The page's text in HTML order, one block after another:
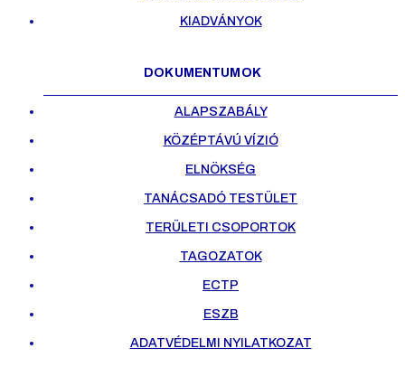
KIADVÁNYOK
DOKUMENTUMOK
ALAPSZABÁLY
KÖZÉPTÁVÚ VÍZIÓ
ELNÖKSÉG
TANÁCSADÓ TESTÜLET
TERÜLETI CSOPORTOK
TAGOZATOK
ECTP
ESZB
ADATVÉDELMI NYILATKOZAT